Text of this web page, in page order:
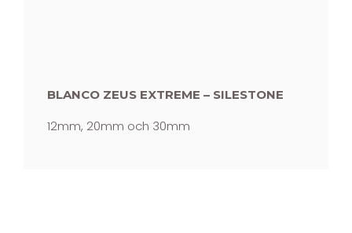
BLANCO ZEUS EXTREME – SILESTONE
12mm, 20mm och 30mm